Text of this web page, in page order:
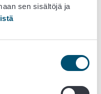
sen sisältöjä ja
Suomeen.
alle kahden
Euroopassa. Ihmisiin
kalaa voi Suomessa